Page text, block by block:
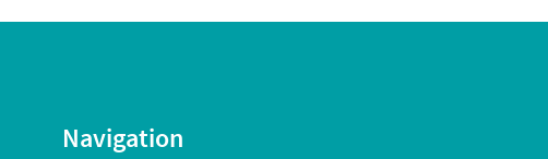
Navigation